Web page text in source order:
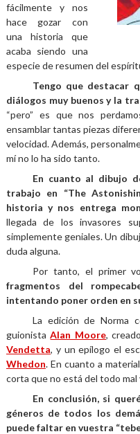
fácilmente y nos
hace gozar con
una historia que
acaba siendo una
especie de resumen del
Tengo que destacar
diálogos muy buenos y la
“pero” es que nos
ensamblar tantas piezas
velocidad. Además,
mí no lo ha sido tanto.
En cuanto al dibujo
trabajo en “The
historia y nos entrega
llegada de los invasores
simplemente geniales. Un
duda alguna.
Por tanto, el primer
fragmentos del
intentando poner orden en
La edición de Norma
guionistaAlan Moore,
Vendetta, y un epílogo el
Whedon. En cuanto a
corta que no está del todo mal
En conclusión, si
géneros de todos los
puede faltar en vuestra